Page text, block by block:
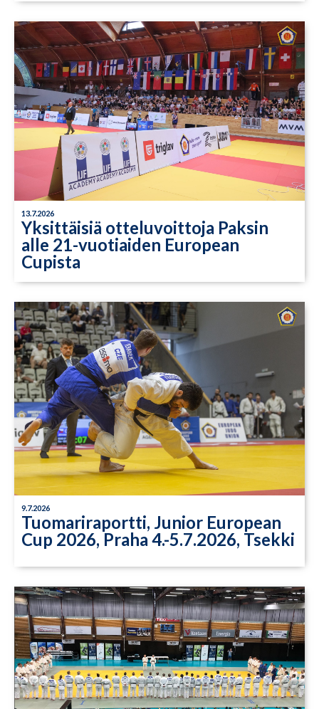
13.7.2026
Yksittäisiä otteluvoittoja Paksin
alle 21-vuotiaiden European
Cupista
9.7.2026
Tuomariraportti, Junior European
Cup 2026, Praha 4.-5.7.2026, Tsekki